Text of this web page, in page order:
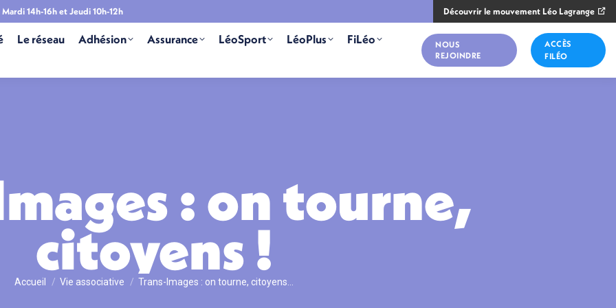
Mardi 14h-16h et Jeudi 10h-12h Découvrir le mouvement Léo Lagrange
Le réseau Adhésion Assurance LéoSport LéoPlus FiLéo
NOUS
REJOINDRE
ACCÈS
FILÉO
: on tourne,
citoyens !
Vous êtes ici :
Accueil Vie associative Trans-Images : on tourne, citoyens…